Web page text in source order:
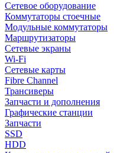
Сетевое оборудование
Коммутаторы стоечные
Модульные коммутаторы
Маршрутизаторы
Сетевые экраны
Wi-Fi
Сетевые карты
Fibre Channel
Трансиверы
Запчасти и дополнения
Графические станции
Запчасти
SSD
HDD